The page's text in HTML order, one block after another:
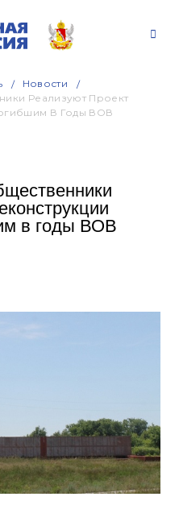
Новости
Реализуют Проект
В Годы ВОВ
в годы ВОВ